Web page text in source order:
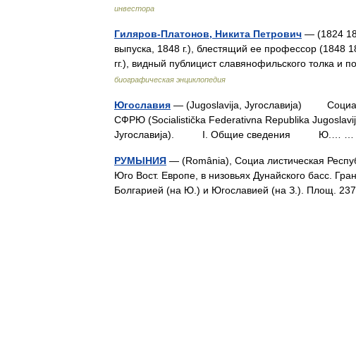
инвестора
Гиляров-Платонов, Никита Петрович — (1824
выпуска, 1848 г.), блестящий ее профессор (1848
гг.), видный публицист славянофильского толка
биографическая энциклопедия
Югославия — (Jugoslavija, Jyгославиja)
СФРЮ (Socialistička Federativna Republika
Jyгославиja). I. Общие сведения Ю.… …
РУМЫНИЯ — (România), Социа листическая
Юго Вост. Европе, в низовьях Дунайского басс.
Болгарией (на Ю.) и Югославией (на З.). Площ.